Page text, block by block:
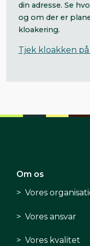
din adresse. Se
og om der er
kloakering.
Tjek kloakken på
Om os
Vores
Vores ansvar
Vores kvalitet